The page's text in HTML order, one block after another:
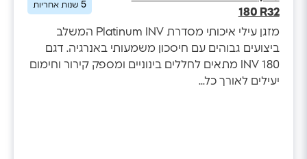
180 R32
5שנות אחריות
מזגן עילי איכותי מסדרת Platinum INV המשלב
ביצועים גבוהים עם חיסכון משמעותי באנרגיה. דגם
INV 180 מתאים לחללים בינוניים ומספק קירור וחימום
יעילים לאורך כל...